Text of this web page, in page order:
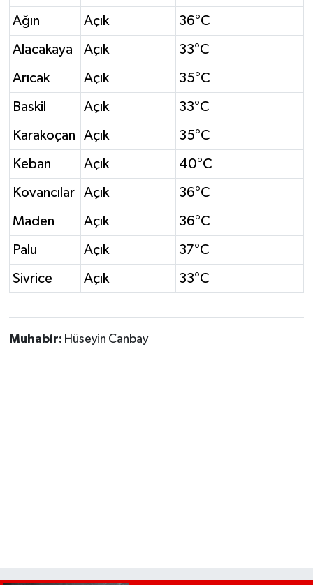
Ağın Açık 36°C
Alacakaya Açık 33°C
Arıcak Açık 35°C
Baskil Açık 33°C
Karakoçan Açık 35°C
Keban Açık 40°C
Kovancılar Açık 36°C
Maden Açık 36°C
Palu Açık 37°C
Sivrice Açık 33°C
Muhabir: Hüseyin Canbay